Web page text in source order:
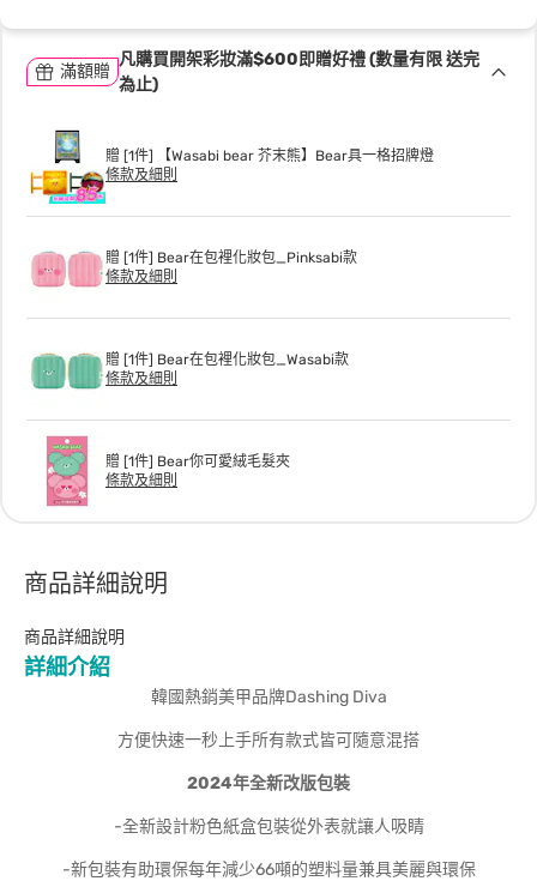
滿額贈
凡購買開架彩妝滿$600即贈好禮 (數量有限 送完
為止)
贈 [1件] 【Wasabi bear 芥末熊】Bear具一格招牌燈
條款及細則
贈 [1件] Bear在包裡化妝包_Pinksabi款
條款及細則
贈 [1件] Bear在包裡化妝包_Wasabi款
條款及細則
贈 [1件] Bear你可愛絨毛髮夾
條款及細則
商品詳細說明
商品詳細說明
詳細介紹
韓國熱銷美甲品牌Dashing Diva
方便快速一秒上手所有款式皆可隨意混搭
2024年全新改版包裝
-全新設計粉色紙盒包裝從外表就讓人吸睛
-新包裝有助環保每年減少66噸的塑料量兼具美麗與環保